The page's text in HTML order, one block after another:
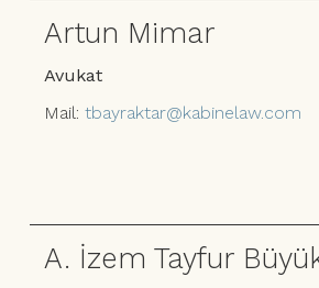
Artun Mimar
Avukat
Mail:tbayraktar@kabinelaw.com
A. İzem Tayfur